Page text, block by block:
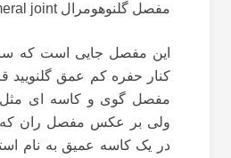
مفصل گلنوهومرال Glenohumeral joint
این مفصل جایی است که سر
کنار حفره کم عمق گلنویید
مفصل گوی و کاسه ای
ولی بر عکس مفصل ران که
در یک کاسه عمیق به نام